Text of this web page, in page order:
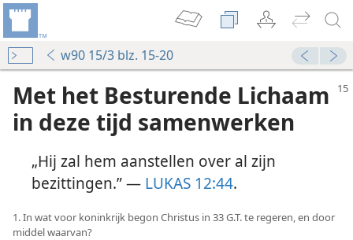
w90 15/3 blz. 15-20
Met het Besturende Lichaam
in deze tijd samenwerken
„Hij zal hem aanstellen over al zijn
bezittingen.” — LUKAS 12:44.
1. In wat voor koninkrijk begon Christus in 33 G.T. te regeren, en door
middel waarvan?